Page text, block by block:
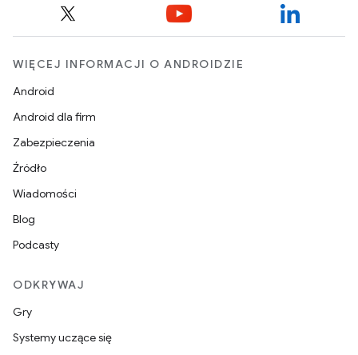
WIĘCEJ INFORMACJI O ANDROIDZIE
Android
Android dla firm
Zabezpieczenia
Źródło
Wiadomości
Blog
Podcasty
ODKRYWAJ
Gry
Systemy uczące się